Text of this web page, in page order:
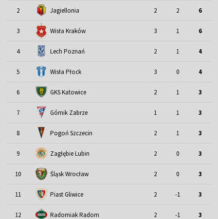
2 Jagiellonia 2 2 6
3 Wisła Kraków 3 1 6
4 Lech Poznań 2 1 4
5 Wisła Płock 3 0 4
6 GKS Katowice 2 1 3
7 Górnik Zabrze 1 1 3
8 Pogoń Szczecin 2 1 3
9 Zagłębie Lubin 2 0 3
10 Śląsk Wrocław 2 0 3
11 Piast Gliwice 2 -1 3
12 Radomiak Radom 2 -1 3